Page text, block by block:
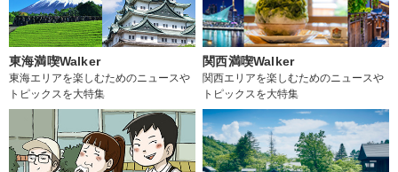
東海満喫Walker
東海エリアを楽しむためのニュースや
トピックスを大特集
関西満喫Walker
関西エリアを楽しむためのニュースや
トピックスを大特集